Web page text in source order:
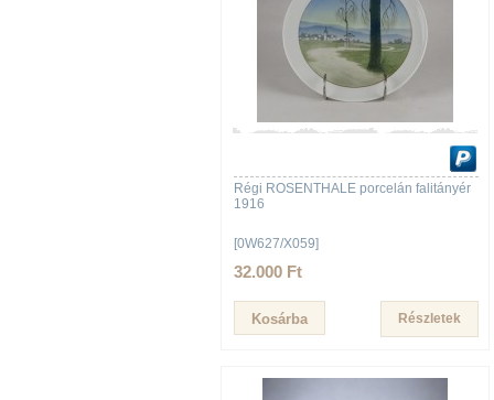
Régi ROSENTHALE porcelán falitányér
1916
[0W627/X059]
32.000 Ft
Részletek